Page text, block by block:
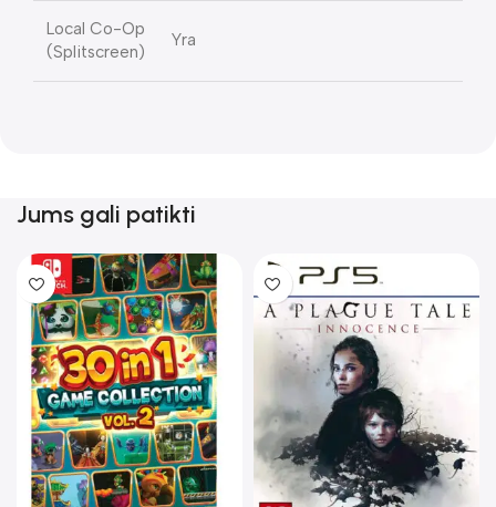
Local Co-Op
(Splitscreen)
Yra
Jums gali patikti